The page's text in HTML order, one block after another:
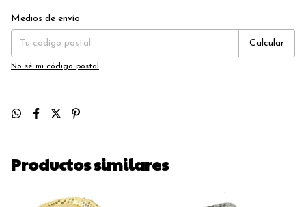
Entregas para el CP:
Medios de envío
Calcular
No sé mi código postal
Productos similares